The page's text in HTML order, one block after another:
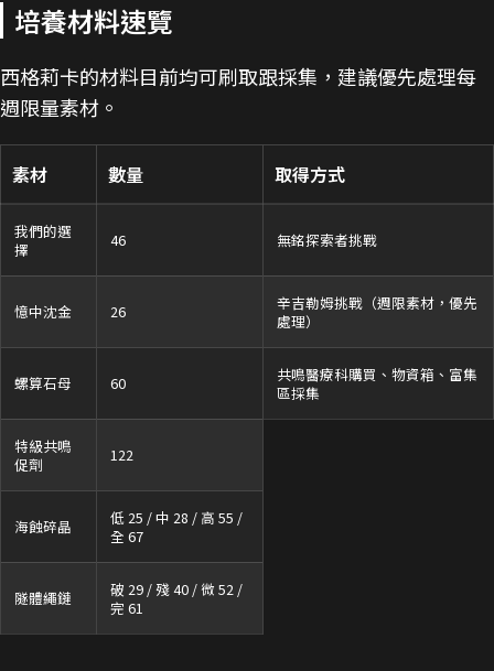
培養材料速覽
西格莉卡的材料目前均可刷取跟採集，建議優先處理每
週限量素材。
素材 數量 取得方式
我們的選
擇
46 無銘探索者挑戰
憶中沈金 26
辛吉勒姆挑戰（週限素材，優先
處理）
螺算石母 60
共鳴醫療科購買、物資箱、富集
區採集
特級共鳴
促劑
122
海蝕碎晶
低 25 / 中 28 / 高 55 /
全 67
隧體繩鏈
破 29 / 殘 40 / 微 52 /
完 61